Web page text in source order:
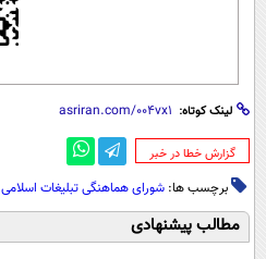
لینک کوتاه:
‌گزارش خطا در خبر
برچسب ها: شورای هماهنگی تبلیغات اسلامی
مطالب پیشنهادی